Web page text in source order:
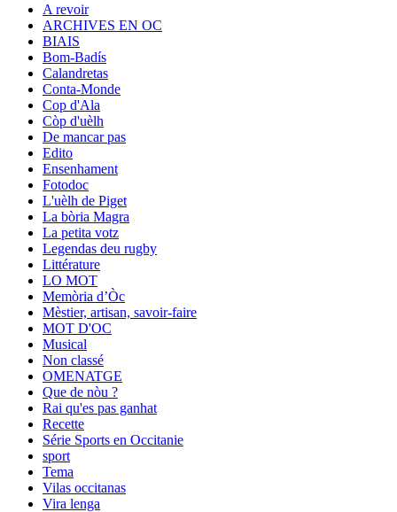
A revoir
ARCHIVES EN OC
BIAIS
Bom-Badís
Calandretas
Conta-Monde
Cop d'Ala
Còp d'uèlh
De mancar pas
Edito
Ensenhament
Fotodoc
L'uèlh de Piget
La bòria Magra
La petita votz
Legendas deu rugby
Littérature
LO MOT
Memòria d’Òc
Mèstier, artisan, savoir-faire
MOT D'OC
Musical
Non classé
OMENATGE
Que de nòu ?
Rai qu'es pas ganhat
Recette
Série Sports en Occitanie
sport
Tema
Vilas occitanas
Vira lenga